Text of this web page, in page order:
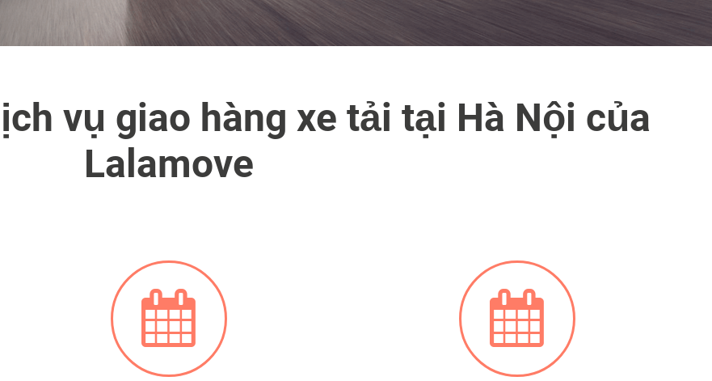
vụ giao hàng xe tải tại Hà Nội của
Lalamove